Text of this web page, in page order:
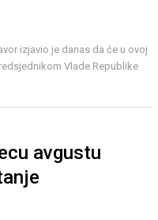
izjavio je danas da će u ovoj
Vlade Republike
avgustu